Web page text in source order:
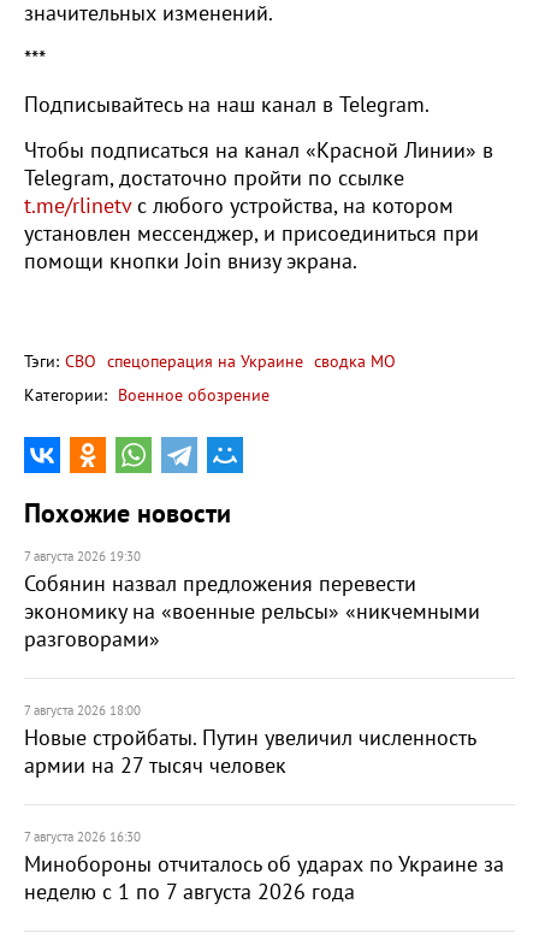
значительных изменений.
***
Подписывайтесь на наш канал в Telegram.
Чтобы подписаться на канал «Красной Линии» в
Telegram, достаточно пройти по ссылке
t.me/rlinetvс любого устройства, на котором
установлен мессенджер, и присоединиться при
помощи кнопки Join внизу экрана.
Тэги: СВО спецоперация на Украине сводка МО
Категории: Военное обозрение
Похожие новости
7 августа 2026 19:30
Собянин назвал предложения перевести
экономику на «военные рельсы» «никчемными
разговорами»
7 августа 2026 18:00
Новые стройбаты. Путин увеличил численность
армии на 27 тысяч человек
7 августа 2026 16:30
Минобороны отчиталось об ударах по Украине за
неделю с 1 по 7 августа 2026 года